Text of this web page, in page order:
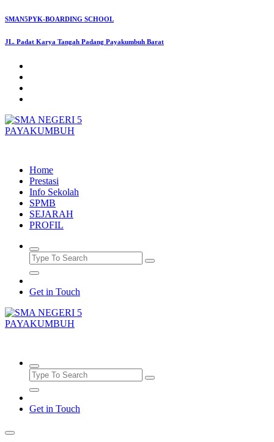
Skip
content
SMAN5PYK-BOARDING SCHOOL
JL. Padat Karya Tangah Padang Payakumbuh Barat
Home
Prestasi
Info Sekolah
SPMB
SEJARAH
PROFIL
Get in Touch
Get in Touch